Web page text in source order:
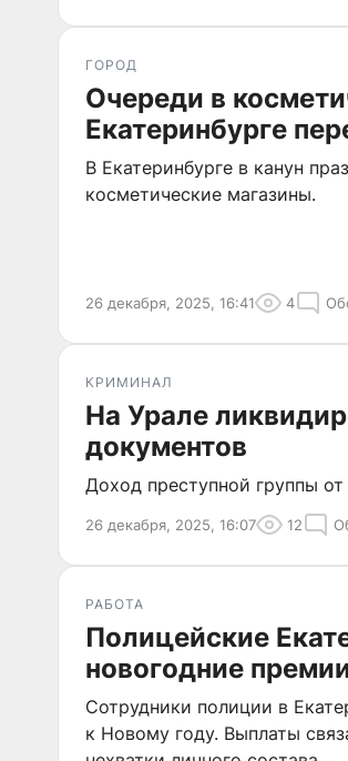
ГОРОД
Очереди в
Екатеринбурге
В Екатеринбурге в канун
косметические магазины.
26 декабря, 2025, 16:41 4
КРИМИНАЛ
На Урале
документов
Доход преступной группы
26 декабря, 2025, 16:07 12
РАБОТА
Полицейские
новогодние
Сотрудники полиции в
к Новому году. Выплаты